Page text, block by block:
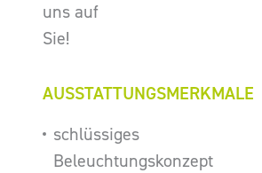
uns auf
Sie!
AUSSTATTUNGSMERKMALE
schlüssiges
Beleuchtungskonzept